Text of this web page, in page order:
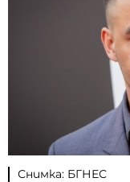
Снимка: БГНЕС